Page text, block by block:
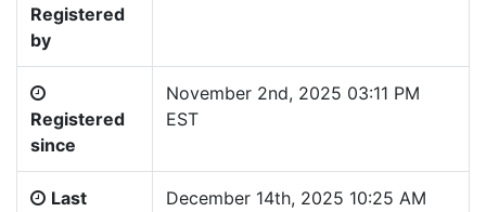
Registered
by
Registered
since
November 2nd, 2025 03:11 PM
EST
Last
December 14th, 2025 10:25 AM